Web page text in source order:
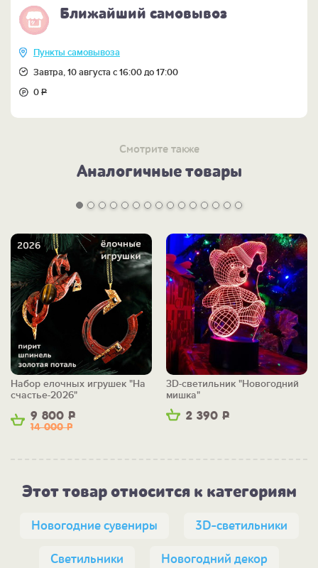
Ближайший самовывоз
Пункты самовывоза
Завтра, 10 августа с 16:00 до 17:00
0Р
Смотрите также
Аналогичные товары
9 800 Р
14 000Р
Набор елочных игрушек "На
счастье-2026"
2 390 Р
3D-светильник "Новогодний
мишка"
Этот товар относится к категориям
Новогодние сувениры 3D-светильники
Светильники Новогодний декор